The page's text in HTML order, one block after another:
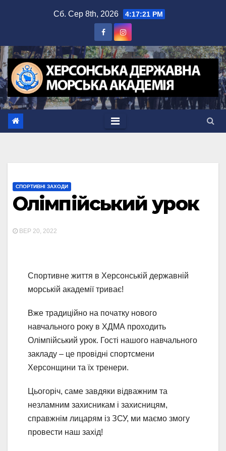
Сб. Сер 8th, 2026 4:17:21 PM
СПОРТИВНІ ЗАХОДИ
Олімпійський урок
ВЕР 20, 2022
Спортивне життя в Херсонській державній
морській академії триває!
Вже традиційно на початку нового
навчального року в ХДМА проходить
Олімпійський урок. Гості нашого навчального
закладу – це провідні спортсмени
Херсонщини та їх тренери.
Цьогоріч, саме завдяки відважним та
незламним захисникам і захисницям,
справжнім лицарям із ЗСУ, ми маємо змогу
провести наш захід!